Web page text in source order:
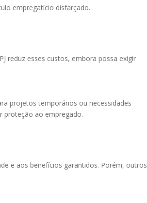
empregatício disfarçado.
reduz esses custos, embora possa exigir
projetos temporários ou necessidades
proteção ao empregado.
e aos benefícios garantidos. Porém, outros